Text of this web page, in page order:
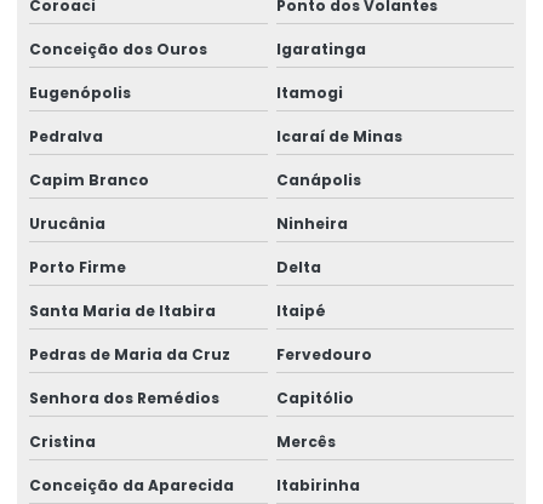
Coroaci Ponto dos Volantes
Conceição dos Ouros Igaratinga
Eugenópolis Itamogi
Pedralva Icaraí de Minas
Capim Branco Canápolis
Urucânia Ninheira
Porto Firme Delta
Santa Maria de Itabira Itaipé
Pedras de Maria da Cruz Fervedouro
Senhora dos Remédios Capitólio
Cristina Mercês
Conceição da Aparecida Itabirinha